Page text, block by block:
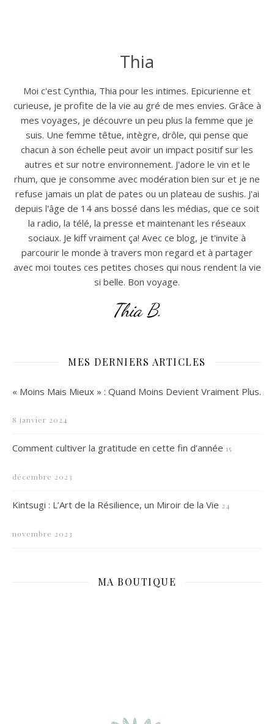
Thia
Moi c'est Cynthia, Thia pour les intimes. Epicurienne et
curieuse, je profite de la vie au gré de mes envies. Grâce à
mes voyages, je découvre un peu plus la femme que je
suis. Une femme têtue, intègre, drôle, qui pense que
chacun à son échelle peut avoir un impact positif sur les
autres et sur notre environnement. J'adore le vin et le
rhum, que je consomme avec modération bien sur et je ne
refuse jamais un plat de pates ou un plateau de sushis. J'ai
depuis l'âge de 14 ans bossé dans les médias, que ce soit
la radio, la télé, la presse et maintenant les réseaux
sociaux. Je kiff vraiment ça! Avec ce blog, je t'invite à
parcourir le monde à travers mon regard et à partager
avec moi toutes ces petites choses qui nous rendent la vie
si belle. Bon voyage.
Thia B.
MES DERNIERS ARTICLES
« Moins Mais Mieux » : Quand Moins Devient Vraiment Plus.
8 janvier 2024
Comment cultiver la gratitude en cette fin d’année 15
décembre 2023
Kintsugi : L’Art de la Résilience, un Miroir de la Vie 24
novembre 2023
MA BOUTIQUE